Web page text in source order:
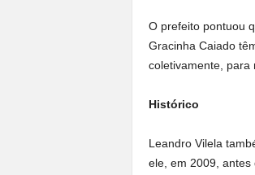
O prefeito pontuou
Gracinha Caiado
coletivamente, para
Histórico
Leandro Vilela
ele, em 2009, antes